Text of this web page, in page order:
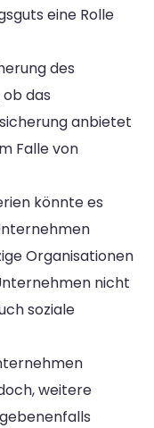
eine Rolle
des
das
anbietet
Falle von
könnte es
Organisationen
nicht
soziale
weitere